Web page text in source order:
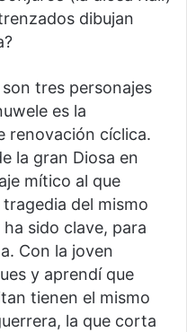
dibujan
tres personajes
es la
renovación cíclica.
la gran Diosa en
mítico al que
del mismo
sido clave, para
Con la joven
y aprendí que
tienen el mismo
la que corta